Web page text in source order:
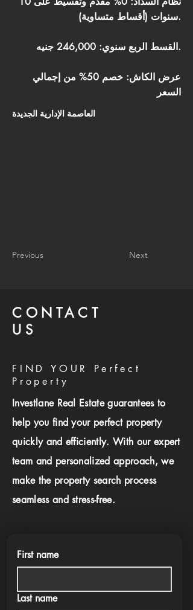
سنوات (أقساط متساوية).
القسط الربع سنوي: 246,000 جنيه.
عرض الكاش: خصم 50% من إجمالي
السعر
العاصمة الإدارية الجديدة
Previous Next
CONTACT
US
FIND YOUR Perfect
Property
Investlane Real Estate guarantees to
help you find your perfect property
quickly and efficiently. With our expert
team and personalized approach, we
make the property search process
seamless and stress-free.
First name
Last name